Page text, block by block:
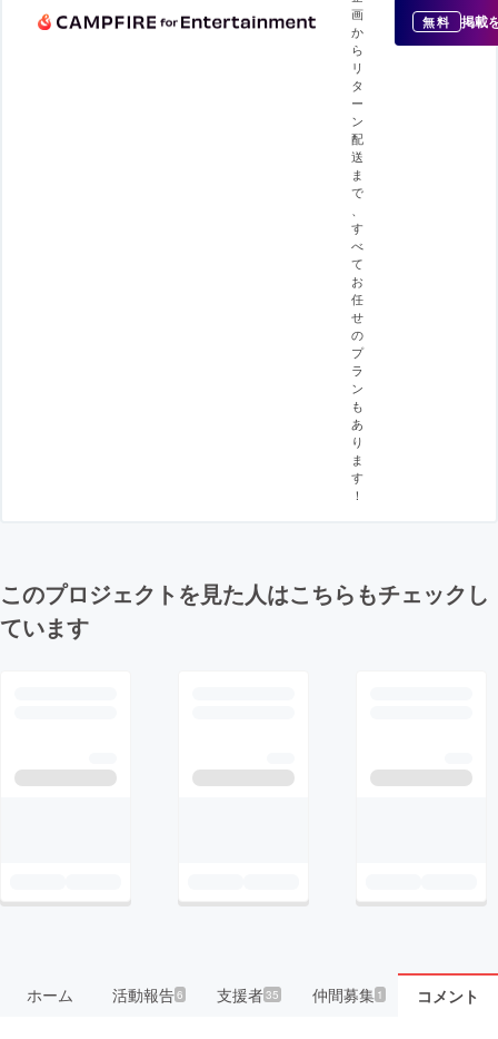
画
か
ら
リ
タ
ー
ン
配
送
ま
で
、
す
べ
て
お
任
せ
の
プ
ラ
ン
も
あ
り
ま
す
！
無料 掲載
このプロジェクトを見た人はこちらもチェックし
ています
ホーム 活動報告6 支援者35 仲間募集 1 コメント